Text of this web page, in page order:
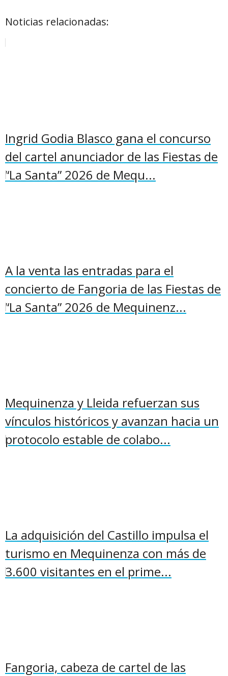
Noticias relacionadas:
Ingrid Godia Blasco gana el concurso
del cartel anunciador de las Fiestas de
“La Santa” 2026 de Mequ...
A la venta las entradas para el
concierto de Fangoria de las Fiestas de
“La Santa” 2026 de Mequinenz...
Mequinenza y Lleida refuerzan sus
vínculos históricos y avanzan hacia un
protocolo estable de colabo...
La adquisición del Castillo impulsa el
turismo en Mequinenza con más de
3.600 visitantes en el prime...
Fangoria, cabeza de cartel de las